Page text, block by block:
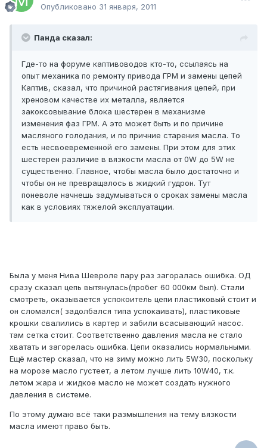
Опубликовано 31 января, 2011
Панда сказал:
Где-то на форуме каптивоводов кто-то, ссылаясь на
опыт механика по ремонту привода ГРМ и замены цепей
Каптив, сказал, что причиной растягивания цепей, при
хреновом качестве их металла, является
закоксовывание блока шестерен в механизме
изменения фаз ГРМ. А это может быть и по причине
масляного голодания, и по причние старения масла. То
есть несвоевременной его замены. При этом для этих
шестерен различие в вязкости масла от 0W до 5W не
существенно. Главное, чтобы масла было достаточно и
чтобы он не превращалось в жидкий гудрон. Тут
поневоле начнешь задумываться о сроках замены масла
как в условиях тяжелой эксплуатации.
Была у меня Нива Шевроле пару раз загоралась ошибка. ОД
сразу сказал цепь вытянулась(пробег 60 000км был). Стали
смотреть, оказывается успокоитель цепи пластиковый стоит и
он сломался( задолбался типа успокаивать), пластиковые
крошки свалились в картер и забили всасывающий насос.
там сетка стоит. Соответственно давления масла не стало
хватать и загорелась ошибка. Цепи оказались нормальными.
Ещё мастер сказал, что на зиму можно лить 5W30, поскольку
на морозе масло густеет, а летом лучше лить 10W40, т.к.
летом жара и жидкое масло не может создать нужного
давления в системе.
По этому думаю всё таки размышления на тему вязкости
масла имеют право быть.